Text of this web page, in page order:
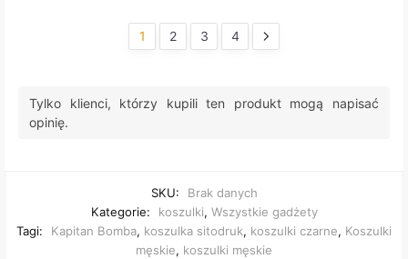
1 2 3 4
Tylko klienci, którzy kupili ten produkt mogą napisać
opinię.
SKU:
Brak danych
Kategorie:
koszulki, Wszystkie gadżety
Tagi:
Kapitan Bomba, koszulka sitodruk, koszulki czarne, Koszulki
męskie, koszulki męskie